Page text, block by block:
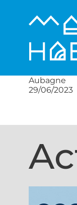
Aubagne
29/06/2023